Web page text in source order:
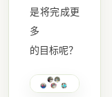
是将完成更
多
的目标呢？